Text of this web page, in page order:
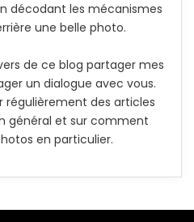
décodant les mécanismes
une belle photo.
de ce blog partager mes
un dialogue avec vous.
régulièrement des articles
général et sur comment
en particulier.